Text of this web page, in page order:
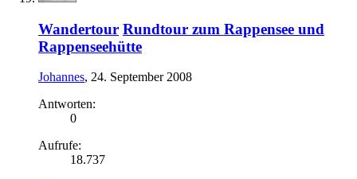
Wandertour Rundtour zum Rappensee und
Rappenseehütte
Johannes, 24. September 2008
Antworten:
0
Aufrufe:
18.737